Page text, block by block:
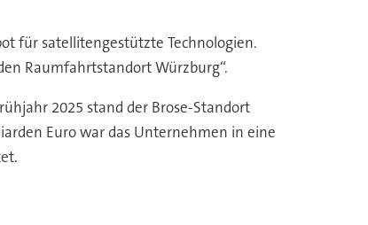
für satellitengestützte Technologien.
Raumfahrtstandort Würzburg“.
2025 stand der Brose-Standort
Euro war das Unternehmen in eine